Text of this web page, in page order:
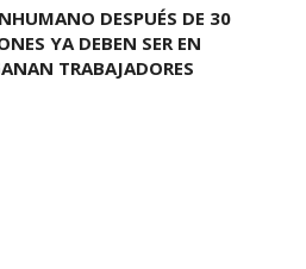
DESPUÉS DE 30
YA DEBEN SER EN
TRABAJADORES